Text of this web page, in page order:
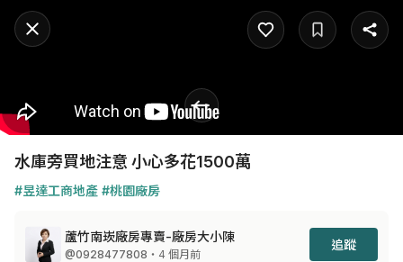
水庫旁買地注意 小心多花1500萬
#昱達工商地產 #桃園廠房
蘆竹南崁廠房專賣-廠房大小陳
@0928477808 ・4 個月前
追蹤